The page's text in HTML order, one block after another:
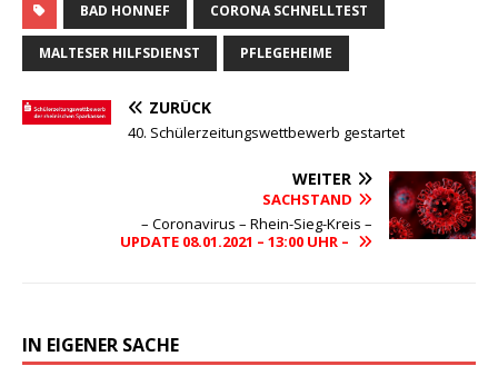
BAD HONNEF CORONA SCHNELLTEST
MALTESER HILFSDIENST PFLEGEHEIME
ZURÜCK
40. Schülerzeitungswettbewerb gestartet
WEITER
SACHSTAND
– Coronavirus – Rhein-Sieg-Kreis –
UPDATE 08.01.2021 – 13:00 UHR –
IN EIGENER SACHE